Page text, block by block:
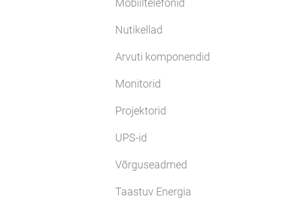
Nutikellad
Arvuti komponendid
Monitorid
Projektorid
UPS-id
Võrguseadmed
Taastuv Energia